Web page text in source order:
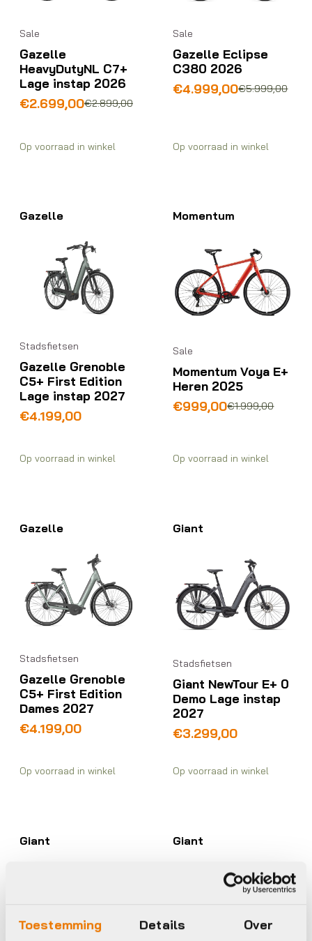
Toestemming Details Over
Sale
Gazelle
HeavyDutyNL C7+
Lage instap 2026
€2.899,00
Oorspronkelijke
€2.899,00.
€2.699,00
Huidige
€2.699,00.
Op voorraad in winkel
Sale
Gazelle Eclipse
C380 2026
€5.999,00
Oorspronkelijke
€4.999,00
Huidige
Op voorraad in winkel
Gazelle
Stadsfietsen
Gazelle Grenoble
C5+ First Edition
Lage instap 2027
€4.199,00
Op voorraad in winkel
Momentum
Sale
Momentum Voya E+
Heren 2025
€1.999,00
Oorspronkelijke
€999,00
Huidige
Op voorraad in winkel
Gazelle
Stadsfietsen
Gazelle Grenoble
C5+ First Edition
Dames 2027
€4.199,00
Op voorraad in winkel
Giant
Stadsfietsen
Giant NewTour E+ 0
Demo Lage instap
2027
€3.299,00
Op voorraad in winkel
Giant Giant